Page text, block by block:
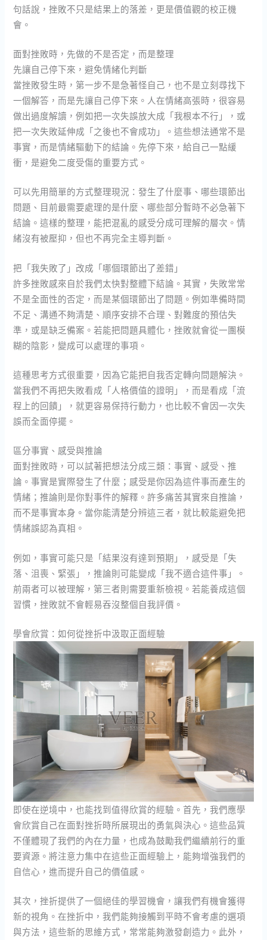
句話說，挫敗不只是結果上的落差，更是價值觀的校正機
會。
面對挫敗時，先做的不是否定，而是整理
先讓自己停下來，避免情緒化判斷
當挫敗發生時，第一步不是急著怪自己，也不是立刻尋找下
一個解答，而是先讓自己停下來。人在情緒高張時，很容易
做出過度解讀，例如把一次失誤放大成「我根本不行」，或
把一次失敗延伸成「之後也不會成功」。這些想法通常不是
事實，而是情緒驅動下的結論。先停下來，給自己一點緩
衝，是避免二度受傷的重要方式。
可以先用簡單的方式整理現況：發生了什麼事、哪些環節出
問題、目前最需要處理的是什麼、哪些部分暫時不必急著下
結論。這樣的整理，能把混亂的感受分成可理解的層次。情
緒沒有被壓抑，但也不再完全主導判斷。
把「我失敗了」改成「哪個環節出了差錯」
許多挫敗感來自於我們太快對整體下結論。其實，失敗常常
不是全面性的否定，而是某個環節出了問題。例如準備時間
不足、溝通不夠清楚、順序安排不合理、對難度的預估失
準，或是缺乏備案。若能把問題具體化，挫敗就會從一團模
糊的陰影，變成可以處理的事項。
這種思考方式很重要，因為它能把自我否定轉向問題解決。
當我們不再把失敗看成「人格價值的證明」，而是看成「流
程上的回饋」，就更容易保持行動力，也比較不會因一次失
誤而全面停擺。
區分事實、感受與推論
面對挫敗時，可以試著把想法分成三類：事實、感受、推
論。事實是實際發生了什麼；感受是你因為這件事而產生的
情緒；推論則是你對事件的解釋。許多痛苦其實來自推論，
而不是事實本身。當你能清楚分辨這三者，就比較能避免把
情緒誤認為真相。
例如，事實可能只是「結果沒有達到預期」，感受是「失
落、沮喪、緊張」，推論則可能變成「我不適合這件事」。
前兩者可以被理解，第三者則需要重新檢視。若能養成這個
習慣，挫敗就不會輕易吞沒整個自我評價。
學會欣賞：如何從挫折中汲取正面經驗
即使在逆境中，也能找到值得欣賞的經驗。首先，我們應學
會欣賞自己在面對挫折時所展現出的勇氣與決心。這些品質
不僅體現了我們的內在力量，也成為鼓勵我們繼續前行的重
要資源。將注意力集中在這些正面經驗上，能夠增強我們的
自信心，進而提升自己的價值感。
其次，挫折提供了一個絕佳的學習機會，讓我們有機會獲得
新的視角。在挫折中，我們能夠接觸到平時不會考慮的選項
與方法，這些新的思維方式，常常能夠激發創造力。此外，